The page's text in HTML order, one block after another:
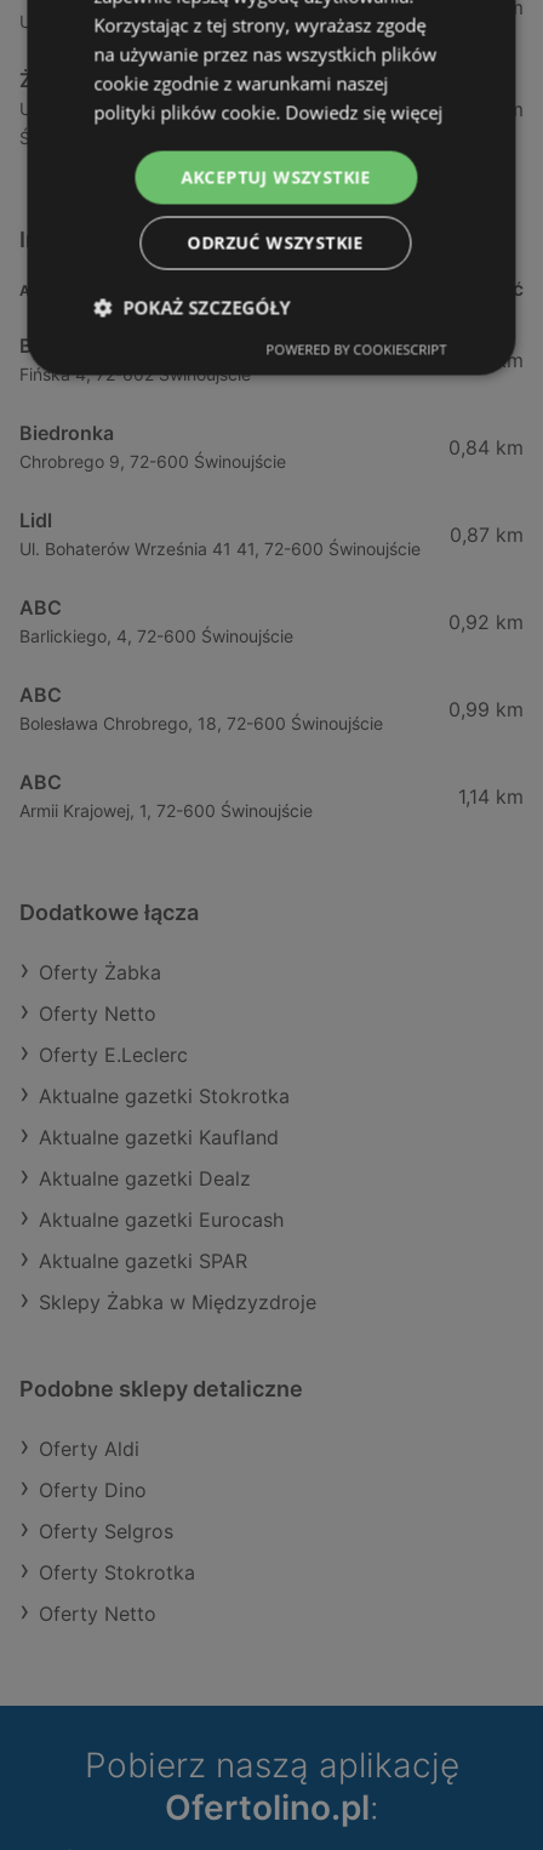
Ul. Armii Krajowej 12 / 1a, 72-600 Świnoujście
1,04 km
Żabka
Ul. Wybrzeże Wł. Iv 26/27 Lok. Lu, 72-600
Świnoujście
1,05 km
Inne sklepy Supermarkety w pobliżu
ADRES ODLEGŁOŚĆ
Biedronka
Fińska 4, 72-602 Świnoujście
0,23 km
Biedronka
Chrobrego 9, 72-600 Świnoujście
0,84 km
Lidl
Ul. Bohaterów Września 41 41, 72-600 Świnoujście
0,87 km
ABC
Barlickiego, 4, 72-600 Świnoujście
0,92 km
ABC
Bolesława Chrobrego, 18, 72-600 Świnoujście
0,99 km
ABC
Armii Krajowej, 1, 72-600 Świnoujście
1,14 km
Dodatkowe łącza
Oferty Żabka
Oferty Netto
Oferty E.Leclerc
Aktualne gazetki Stokrotka
Aktualne gazetki Kaufland
Aktualne gazetki Dealz
Aktualne gazetki Eurocash
Aktualne gazetki SPAR
Sklepy Żabka w Międzyzdroje
Podobne sklepy detaliczne
Oferty Aldi
Oferty Dino
Oferty Selgros
Oferty Stokrotka
Oferty Netto
Pobierz naszą aplikację
Ofertolino.pl:
Korzystając z tej strony, wyrażasz zgodę
na używanie przez nas wszystkich plików
cookie zgodnie z warunkami naszej
polityki plików cookie. Dowiedz się więcej
AKCEPTUJ WSZYSTKIE
ODRZUĆ WSZYSTKIE
POKAŻ SZCZEGÓŁY
POWERED BY COOKIESCRIPT